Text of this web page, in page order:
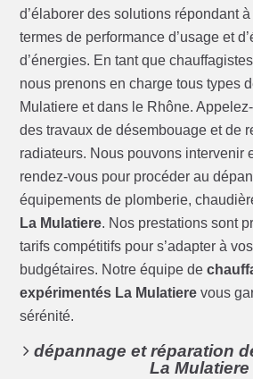
d’élaborer des solutions répondant
termes de performance d’usage et
d’énergies. En tant que
nous prenons en charge tous types
Mulatiere et dans le Rhône.
des travaux de désembouage et de
radiateurs. Nous pouvons intervenir
rendez-vous pour procéder au
équipements de plomberie,
La Mulatiere. Nos prestations sont
tarifs compétitifs pour s’adapter à
budgétaires. Notre équipe de
expérimentés La Mulatiere vous
sérénité.
dépannage et réparation
La Mulatiere